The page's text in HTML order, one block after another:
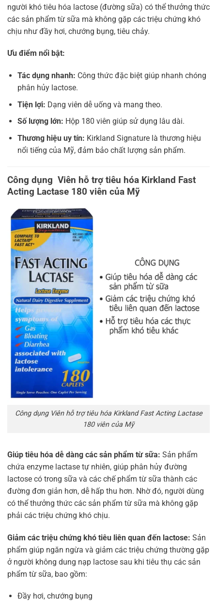
người khó tiêu hóa lactose (đường sữa) có thể thưởng thức
các sản phẩm từ sữa mà không gặp các triệu chứng khó
chịu như đầy hơi, chướng bụng, tiêu chảy.
Ưu điểm nổi bật:
Tác dụng nhanh: Công thức đặc biệt giúp nhanh chóng
phân hủy lactose.
Tiện lợi: Dạng viên dễ uống và mang theo.
Số lượng lớn: Hộp 180 viên giúp sử dụng lâu dài.
Thương hiệu uy tín: Kirkland Signature là thương hiệu
nổi tiếng của Mỹ, đảm bảo chất lượng sản phẩm.
Công dụng Viên hỗ trợ tiêu hóa Kirkland Fast
Acting Lactase 180 viên của Mỹ
Công dụng Viên hỗ trợ tiêu hóa Kirkland Fast Acting Lactase
180 viên của Mỹ
Giúp tiêu hóa dễ dàng các sản phẩm từ sữa: Sản phẩm
chứa enzyme lactase tự nhiên, giúp phân hủy đường
lactose có trong sữa và các chế phẩm từ sữa thành các
đường đơn giản hơn, dễ hấp thu hơn. Nhờ đó, người dùng
có thể thưởng thức các sản phẩm từ sữa mà không gặp
phải các triệu chứng khó chịu.
Giảm các triệu chứng khó tiêu liên quan đến lactose: Sản
phẩm giúp ngăn ngừa và giảm các triệu chứng thường gặp
ở người không dung nạp lactose sau khi tiêu thụ các sản
phẩm từ sữa, bao gồm:
Đầy hơi, chướng bụng